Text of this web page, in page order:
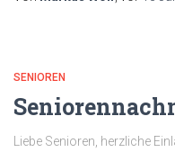
SENIOREN
Liebe Senioren, herzliche